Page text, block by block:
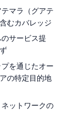
マラ（グアテ
むカバレッジ
サービス提
を通じたオー
の特定目的地
ットワークの